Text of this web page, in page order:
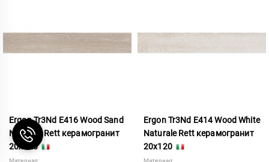
Ergon Tr3Nd E416 Wood Sand
Naturale Rett керамогранит
20x120
Материал:
Ergon Tr3Nd E414 Wood White
Naturale Rett керамогранит
20x120
Материал: